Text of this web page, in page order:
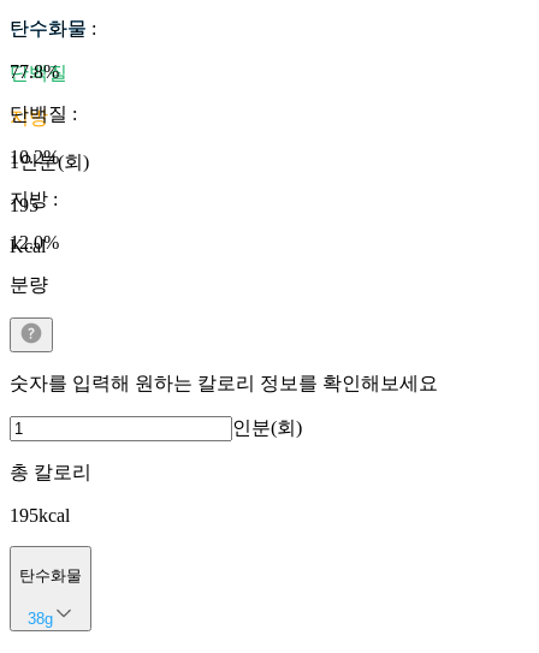
탄수화물
단백질
지방
1인분(회)
195
Kcal
탄수화물 :
77.8%
단백질 :
10.2%
지방 :
12.0%
분량
숫자를 입력해 원하는 칼로리 정보를 확인해보세요
인분(회)
총 칼로리
195kcal
탄수화물
38g